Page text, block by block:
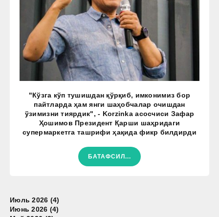
"Кўзга кўп тушишдан қўрқиб, имконимиз бор
пайтларда ҳам янги шаҳобчалар очишдан
ўзимизни тиярдик", - Korzinka асосчиси Зафар
Ҳошимов Президент Қарши шаҳридаги
супермаркетга ташрифи ҳақида фикр билдирди
БАТАФСИЛ...
Июль 2026 (4)
Июнь 2026 (4)